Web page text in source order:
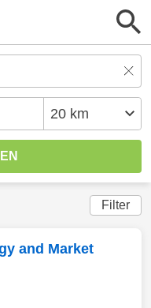
Filter
and Market